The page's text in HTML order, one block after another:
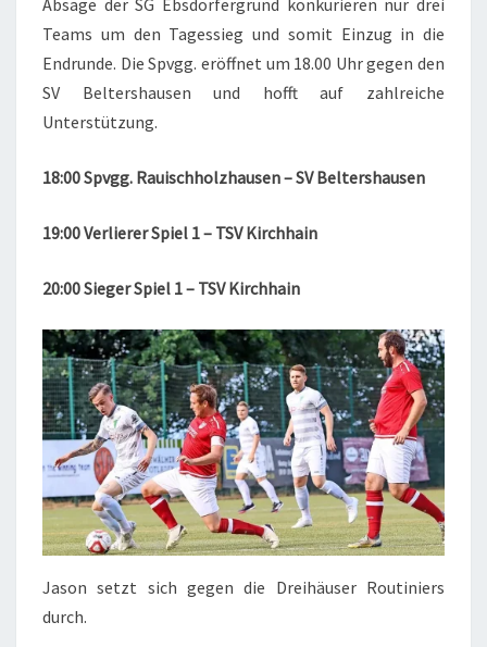
Absage der SG Ebsdorfergrund konkurieren nur drei
Teams um den Tagessieg und somit Einzug in die
Endrunde. Die Spvgg. eröffnet um 18.00 Uhr gegen den
SV Beltershausen und hofft auf zahlreiche
Unterstützung.
18:00 Spvgg. Rauischholzhausen – SV Beltershausen
19:00 Verlierer Spiel 1 – TSV Kirchhain
20:00 Sieger Spiel 1 – TSV Kirchhain
Jason setzt sich gegen die Dreihäuser Routiniers
durch.